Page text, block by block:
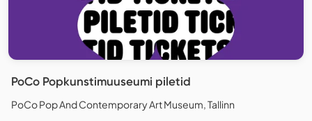
PoCo Popkunstimuuseumi piletid
PoCo Pop And Contemporary Art Museum, Tallinn